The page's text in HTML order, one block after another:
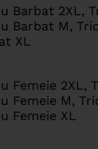
Barbat 2XL,
Barbat M,
XL
Femeie 2XL,
Femeie M,
Femeie XL